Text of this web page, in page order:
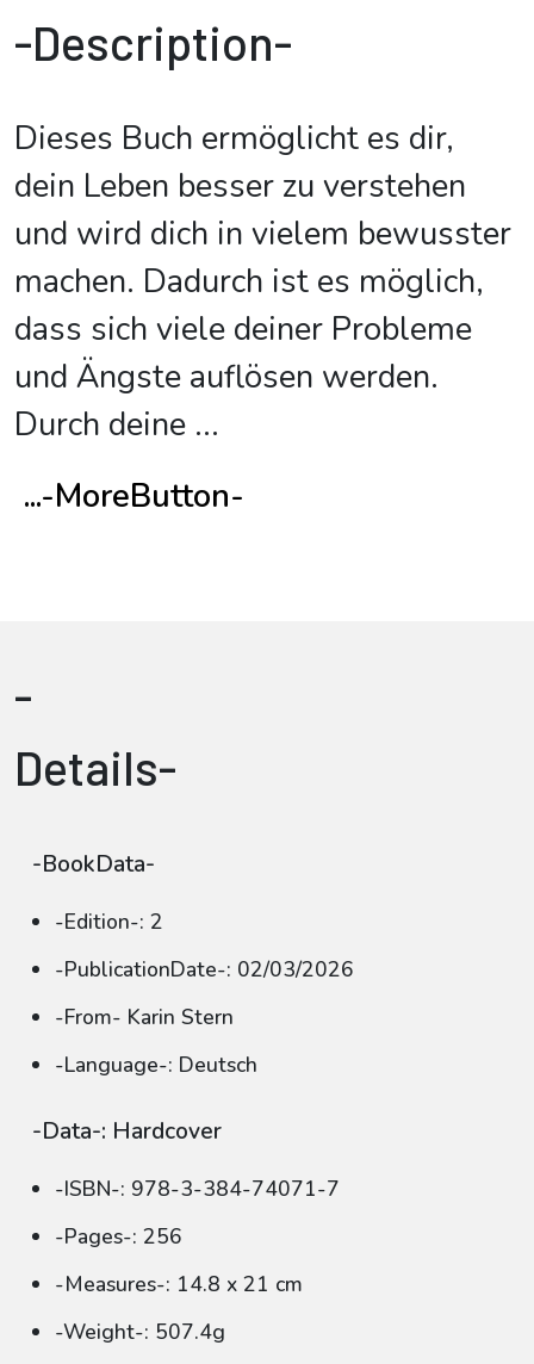
-Description-
Dieses Buch ermöglicht es dir,
dein Leben besser zu verstehen
und wird dich in vielem bewusster
machen. Dadurch ist es möglich,
dass sich viele deiner Probleme
und Ängste auflösen werden.
Durch deine ...
...-MoreButton-
-
Details-
-BookData-
-Edition-: 2
-PublicationDate-: 02/03/2026
-From- Karin Stern
-Language-: Deutsch
-Data-: Hardcover
-ISBN-: 978-3-384-74071-7
-Pages-: 256
-Measures-: 14.8 x 21 cm
-Weight-: 507.4g